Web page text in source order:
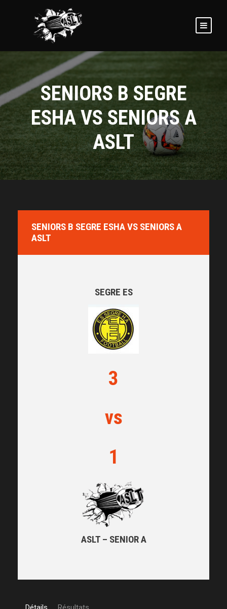
SENIORS B SEGRE
ESHA VS SENIORS A
ASLT
SENIORS B SEGRE ESHA VS SENIORS A
ASLT
SEGRE ES
3
vs
1
ASLT – SENIOR A